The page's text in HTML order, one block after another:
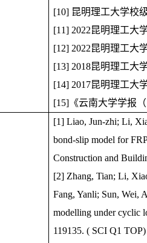
[10] 昆明理工大学校
[11] 2022昆明理工大
[12] 2022昆明理工大
[13] 2018昆明理工大
[14] 2017昆明理工大
[15]《云南大学学报
[1] Liao, Jun-zhi; Li,
bond-slip model for
Construction and
[2] Zhang, Tian; Li,
Fang, Yanli; Sun, Wei,
modelling under cyclic
119135. ( SCI Q1 TOP)